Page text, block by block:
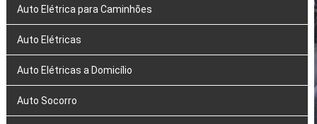
Auto Elétrica para Caminhões
Auto Elétricas
Auto Elétricas a Domicílio
Auto Socorro